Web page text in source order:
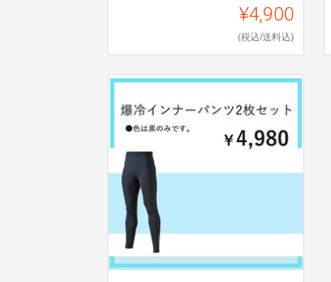
¥4,900
(税込/送料込)